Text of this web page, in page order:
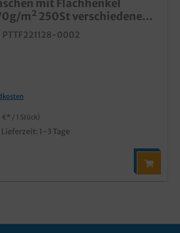
mit Flachhenkel
m² 250St verschiedene
PTTF221128-0002
€* / 1 Stück)
1-3 Tage